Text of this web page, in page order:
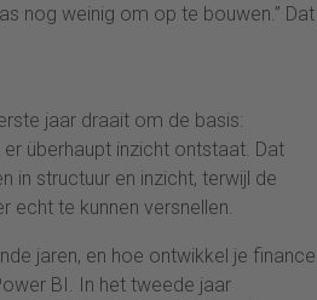
nog weinig om op te bouwen.” Dat
jaar draait om de basis:
überhaupt inzicht ontstaat. Dat
in structuur en inzicht, terwijl de
te kunnen versnellen.
jaren, en hoe ontwikkel je finance
BI. In het tweede jaar